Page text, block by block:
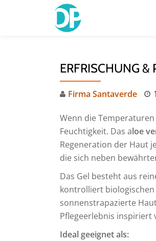
ERFRISCHUNG &
Firma Santaverde
Wenn die
Feuchtigkeit. Das aloe
Regeneration der Haut
die sich neben
Das Gel besteht aus
kontrolliert
sonnenstrapazierte
Pflegeerlebnis inspiriert
Ideal geeignet als: